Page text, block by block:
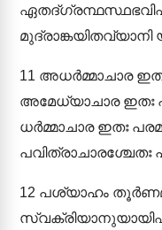
11 അധർമ്മാചാര
അമേധ്യാചാര
ധർമ്മാചാര ഇതഃ
12 പശ്യാഹം